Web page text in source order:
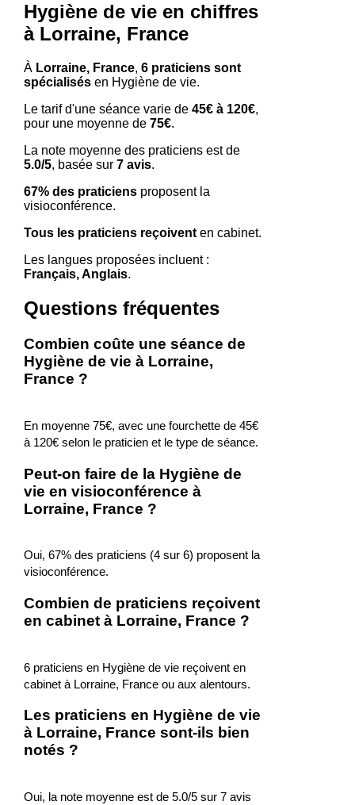
Hygiène de vie en chiffres
à Lorraine, France
À Lorraine, France, 6 praticiens sont
spécialisésen Hygiène de vie.
Le tarif d'une séance varie de 45€ à 120€,
pour une moyenne de 75€.
La note moyenne des praticiens est de
5.0/5, basée sur 7 avis.
67% des praticiensproposent la
visioconférence.
Tous les praticiens reçoiventen cabinet.
Les langues proposées incluent :
Français, Anglais.
Questions fréquentes
Combien coûte une séance de
Hygiène de vie à Lorraine,
France ?
En moyenne 75€, avec une fourchette de 45€
à 120€ selon le praticien et le type de séance.
Peut-on faire de la Hygiène de
vie en visioconférence à
Lorraine, France ?
Oui, 67% des praticiens (4 sur 6) proposent la
visioconférence.
Combien de praticiens reçoivent
en cabinet à Lorraine, France ?
6 praticiens en Hygiène de vie reçoivent en
cabinet à Lorraine, France ou aux alentours.
Les praticiens en Hygiène de vie
à Lorraine, France sont-ils bien
notés ?
Oui, la note moyenne est de 5.0/5 sur 7 avis